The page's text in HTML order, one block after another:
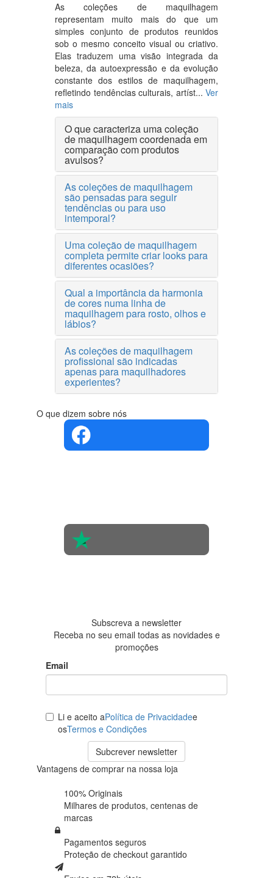
As coleções de maquilhagem
representam muito mais do que um
simples conjunto de produtos reunidos
sob o mesmo conceito visual ou criativo.
Elas traduzem uma visão integrada da
beleza, da autoexpressão e da evolução
constante dos estilos de maquilhagem,
refletindo tendências culturais, artíst... Ver
mais
O que caracteriza uma coleção
de maquilhagem coordenada em
comparação com produtos
avulsos?
As coleções de maquilhagem
são pensadas para seguir
tendências ou para uso
intemporal?
Uma coleção de maquilhagem
completa permite criar looks para
diferentes ocasiões?
Qual a importância da harmonia
de cores numa linha de
maquilhagem para rosto, olhos e
lábios?
As coleções de maquilhagem
profissional são indicadas
apenas para maquilhadores
experientes?
O que dizem sobre nós
Subscreva a newsletter
Receba no seu email todas as novidades e
promoções
Email
Li e aceito aPolítica de Privacidadee
osTermos e Condições
Subcrever newsletter
Vantagens de comprar na nossa loja
100% Originais
Milhares de produtos, centenas de
marcas
Pagamentos seguros
Proteção de checkout garantido